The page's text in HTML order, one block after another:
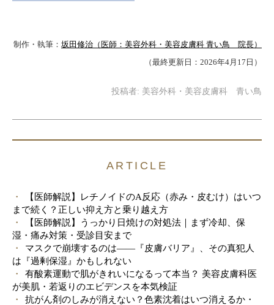
制作・執筆： 坂田修治（医師：美容外科・美容皮膚科 青い鳥 院長）
（最終更新日：2026年4月17日）
投稿者: 美容外科・美容皮膚科 青い鳥
ARTICLE
【医師解説】レチノイドのA反応（赤み・皮むけ）はいつ
まで続く？正しい抑え方と乗り越え方
【医師解説】うっかり日焼けの対処法｜まず冷却、保
湿・痛み対策・受診目安まで
マスクで崩壊するのは――『皮膚バリア』、その真犯人
は『過剰保湿』かもしれない
有酸素運動で肌がきれいになるって本当？ 美容皮膚科医
が美肌・若返りのエビデンスを本気検証
抗がん剤のしみが消えない？色素沈着はいつ消えるか・